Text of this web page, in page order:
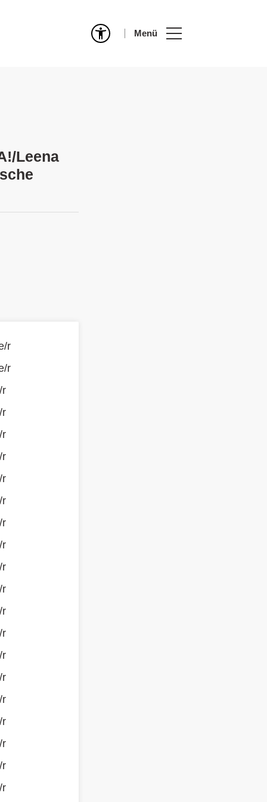
Menü
Leena
r
r
r
r
r
r
r
r
r
r
r
r
r
r
r
r
r
r
r
r
r